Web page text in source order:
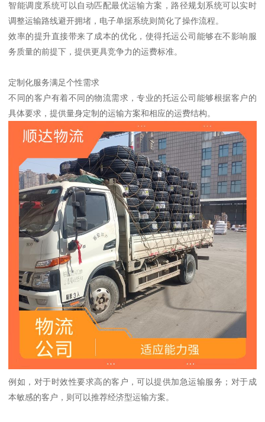
智能调度系统可以自动匹配最优运输方案，路径规划系统可以实时
调整运输路线避开拥堵，电子单据系统则简化了操作流程。
效率的提升直接带来了成本的优化，使得托运公司能够在不影响服
务质量的前提下，提供更具竞争力的运费标准。
定制化服务满足个性需求
不同的客户有着不同的物流需求，专业的托运公司能够根据客户的
具体要求，提供量身定制的运输方案和相应的运费结构。
例如，对于时效性要求高的客户，可以提供加急运输服务；对于成
本敏感的客户，则可以推荐经济型运输方案。